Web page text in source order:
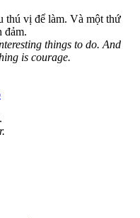
thú vị để làm. Và một thứ
đảm.
things to do. And
is courage.